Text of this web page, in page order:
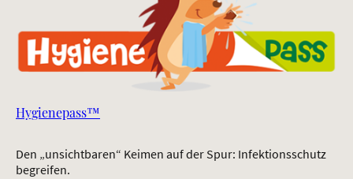
Hygienepass™
Den „unsichtbaren“ Keimen auf der Spur: Infektionsschutz
begreifen.